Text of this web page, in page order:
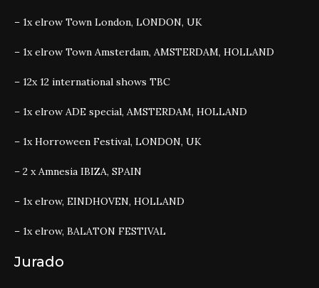
– 1xelrow Town London, LONDON, UK
– 1xelrow Town Amsterdam, AMSTERDAM, HOLLAND
– 12x 12 international shows TBC
– 1xelrow ADE special, AMSTERDAM, HOLLAND
– 1xHorroween Festival, LONDON, UK
– 2 xAmnesia IBIZA, SPAIN
– 1xelrow, EINDHOVEN, HOLLAND
– 1xelrow, BALATON FESTIVAL
Jurado